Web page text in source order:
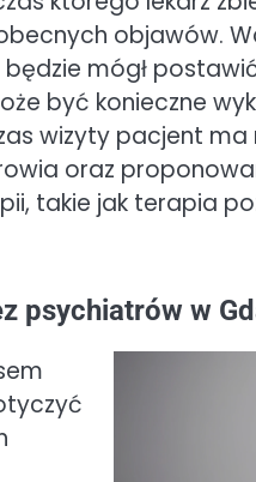
objawów.
mógł
być konieczne
wizyty pacjent
oraz
takie jak terapia
psychiatrów w